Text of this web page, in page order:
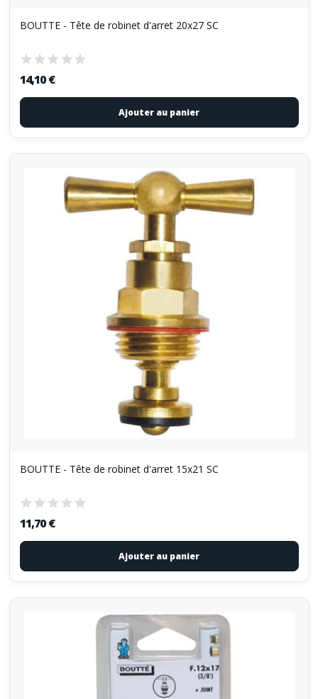
BOUTTE - Tête de robinet d'arret 20x27 SC
14,10 €
Ajouter au panier
BOUTTE - Tête de robinet d'arret 15x21 SC
11,70 €
Ajouter au panier